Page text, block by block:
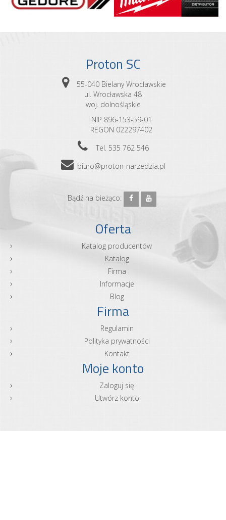
Proton SC
55-040 Bielany Wrocławskie
ul. Wrocławska 48
woj. dolnośląskie
NIP 896-153-59-01
REGON 022297402
Tel. 535 762 546
biuro@proton-narzedzia.pl
Bądź na bieżąco:
Oferta
Katalog producentów
Katalog
Firma
Informacje
Blog
Firma
Regulamin
Polityka prywatności
Kontakt
Moje konto
Zaloguj się
Utwórz konto